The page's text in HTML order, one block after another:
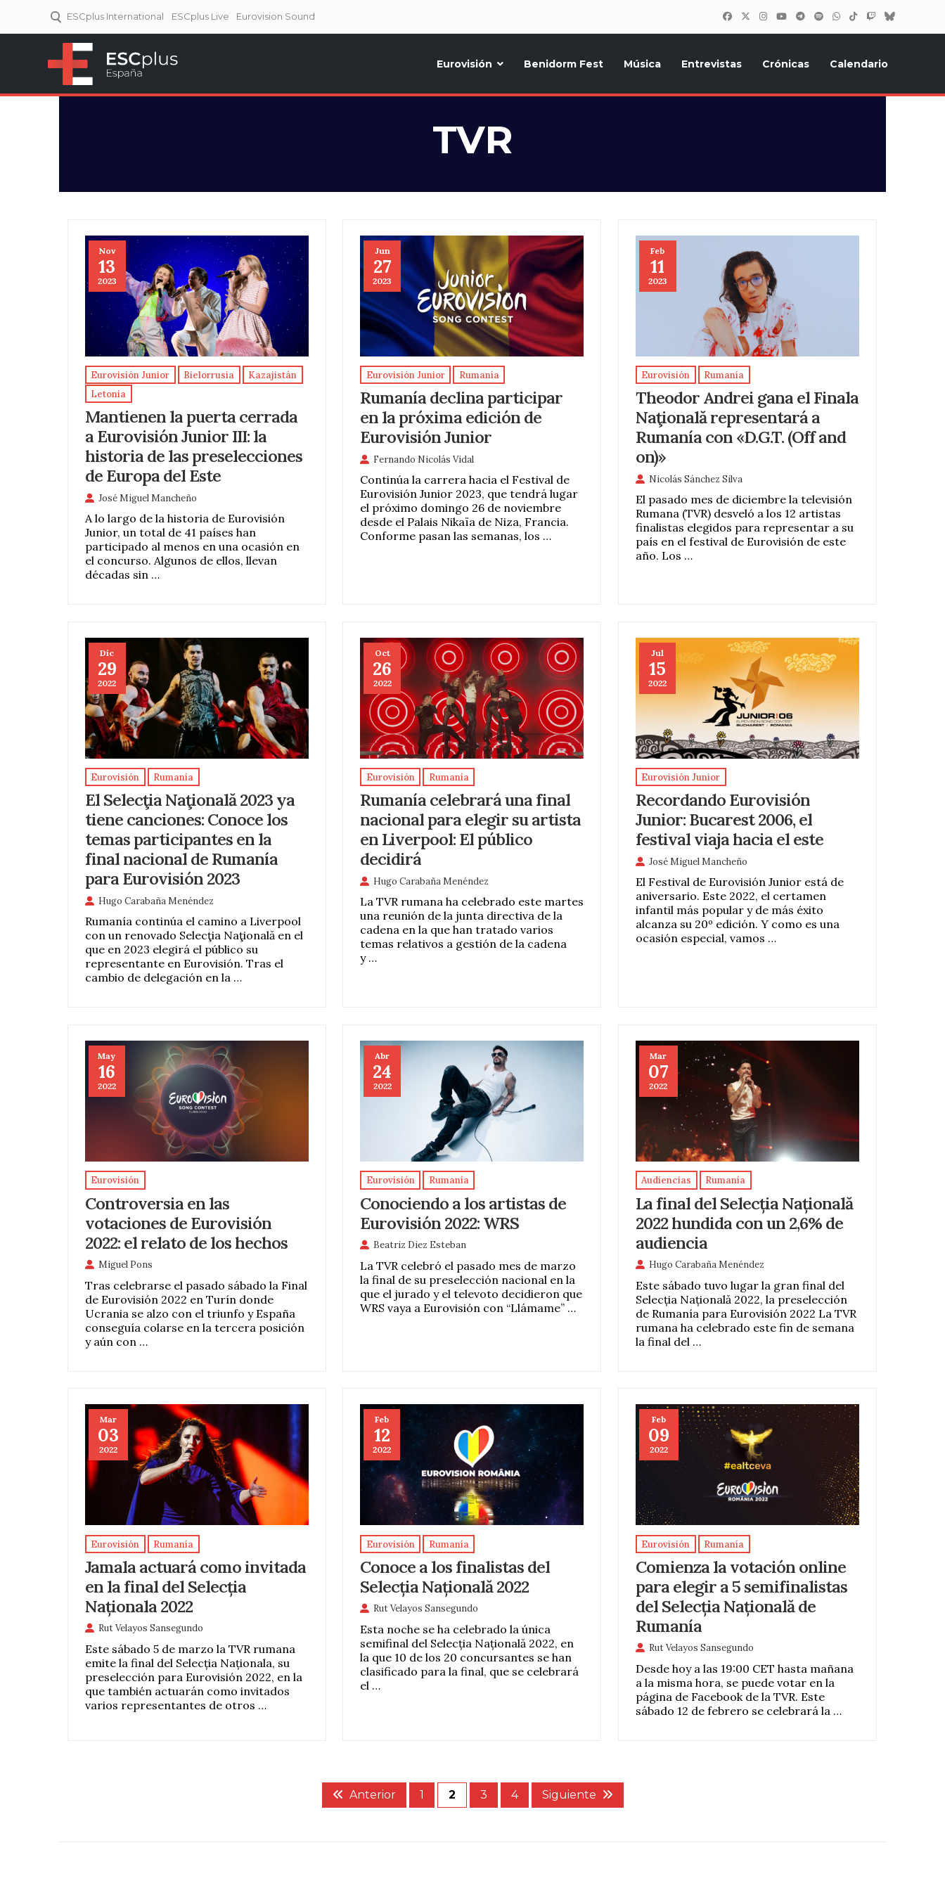
ESCplus International ESCplus Live Eurovision Sound
Eurovisión Benidorm Fest Música Entrevistas Crónicas Calendario
TVR
Nov
13
2023
Eurovisión Junior Bielorrusia
Kazajistán
Letonia
Mantienen la puerta cerrada
a Eurovisión Junior III: la
historia de las preselecciones
de Europa del Este
José Miguel Mancheño
A lo largo de la historia de Eurovisión
Junior, un total de 41 países han
participado al menos en una ocasión en
el concurso. Algunos de ellos, llevan
décadas sin …
Jun
27
2023
Eurovisión Junior Rumanía
Rumanía declina participar
en la próxima edición de
Eurovisión Junior
Fernando Nicolás Vidal
Continúa la carrera hacia el Festival de
Eurovisión Junior 2023, que tendrá lugar
el próximo domingo 26 de noviembre
desde el Palais Nikaïa de Niza, Francia.
Conforme pasan las semanas, los …
Feb
11
2023
Eurovisión Rumanía
Theodor Andrei gana el Finala
Naţională representará a
Rumanía con «D.G.T. (Off and
on)»
Nicolás Sánchez Silva
El pasado mes de diciembre la televisión
Rumana (TVR) desveló a los 12 artistas
finalistas elegidos para representar a su
país en el festival de Eurovisión de este
año. Los …
Dic
29
2022
Eurovisión Rumanía
El Selecţia Naţională 2023 ya
tiene canciones: Conoce los
temas participantes en la
final nacional de Rumanía
para Eurovisión 2023
Hugo Carabaña Menéndez
Rumanía continúa el camino a Liverpool
con un renovado Selecţia Naţională en el
que en 2023 elegirá el público su
representante en Eurovisión. Tras el
cambio de delegación en la …
Oct
26
2022
Eurovisión Rumanía
Rumanía celebrará una final
nacional para elegir su artista
en Liverpool: El público
decidirá
Hugo Carabaña Menéndez
La TVR rumana ha celebrado este martes
una reunión de la junta directiva de la
cadena en la que han tratado varios
temas relativos a gestión de la cadena
y …
Jul
15
2022
Eurovisión Junior
Recordando Eurovisión
Junior: Bucarest 2006, el
festival viaja hacia el este
José Miguel Mancheño
El Festival de Eurovisión Junior está de
aniversario. Este 2022, el certamen
infantil más popular y de más éxito
alcanza su 20º edición. Y como es una
ocasión especial, vamos …
May
16
2022
Eurovisión
Controversia en las
votaciones de Eurovisión
2022: el relato de los hechos
Miguel Pons
Tras celebrarse el pasado sábado la Final
de Eurovisión 2022 en Turín donde
Ucrania se alzo con el triunfo y España
conseguía colarse en la tercera posición
y aún con …
Abr
24
2022
Eurovisión Rumanía
Conociendo a los artistas de
Eurovisión 2022: WRS
Beatriz Diez Esteban
La TVR celebró el pasado mes de marzo
la final de su preselección nacional en la
que el jurado y el televoto decidieron que
WRS vaya a Eurovisión con “Llámame” …
Mar
07
2022
Audiencias Rumanía
La final del Selecția Națională
2022 hundida con un 2,6% de
audiencia
Hugo Carabaña Menéndez
Este sábado tuvo lugar la gran final del
Selecția Națională 2022, la preselección
de Rumanía para Eurovisión 2022 La TVR
rumana ha celebrado este fin de semana
la final del …
Mar
03
2022
Eurovisión Rumanía
Jamala actuará como invitada
en la final del Selecția
Naționala 2022
Rut Velayos Sansegundo
Este sábado 5 de marzo la TVR rumana
emite la final del Selecția Naționala, su
preselección para Eurovisión 2022, en la
que también actuarán como invitados
varios representantes de otros …
Feb
12
2022
Eurovisión Rumanía
Conoce a los finalistas del
Selecția Națională 2022
Rut Velayos Sansegundo
Esta noche se ha celebrado la única
semifinal del Selecția Națională 2022, en
la que 10 de los 20 concursantes se han
clasificado para la final, que se celebrará
el …
Feb
09
2022
Eurovisión Rumanía
Comienza la votación online
para elegir a 5 semifinalistas
del Selecția Națională de
Rumanía
Rut Velayos Sansegundo
Desde hoy a las 19:00 CET hasta mañana
a la misma hora, se puede votar en la
página de Facebook de la TVR. Este
sábado 12 de febrero se celebrará la …
Anterior 1 2 3 4 Siguiente